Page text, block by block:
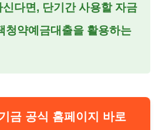
다면, 단기간 사용할 자금
청약예금대출을 활용하는
금 공식 홈페이지 바로